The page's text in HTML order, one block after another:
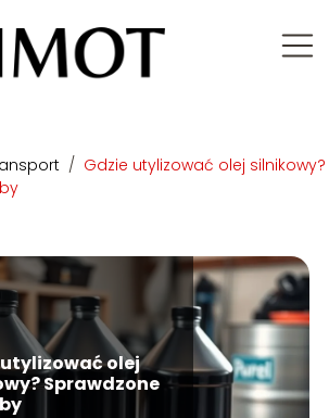
/ Gdzie utylizować olej silnikowy?
olej
Sprawdzone